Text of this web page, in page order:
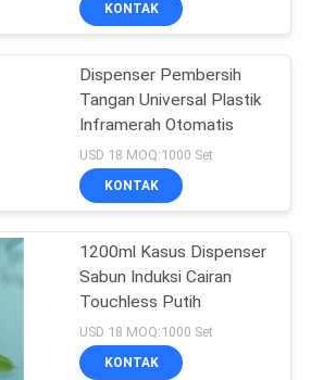
Plastik
di
22
Plastik
36
KONTAK
Dispenser Pembersih
Tangan Universal Plastik
Inframerah Otomatis
USD 18 MOQ:1000 Set
KONTAK
1200ml Kasus Dispenser
Sabun Induksi Cairan
Touchless Putih
USD 18 MOQ:1000 Set
KONTAK